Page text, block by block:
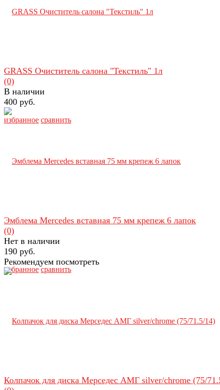
избранное сравнить
GRASS Очиститель салона "Текстиль" 1л
(0)
В наличии
400 руб.
избранное сравнить
Эмблема Mercedes вставная 75 мм крепеж 6 лапок
(0)
Нет в наличии
190 руб.
Рекомендуем посмотреть
Колпачок для диска Мерседес АМГ silver/chrome (75/